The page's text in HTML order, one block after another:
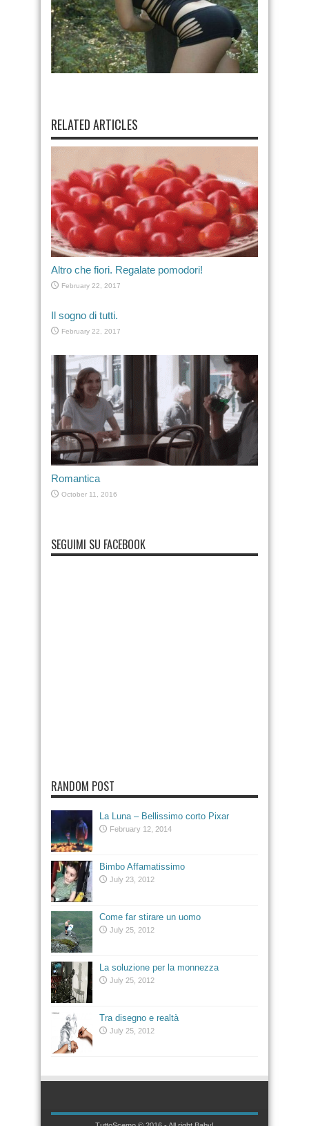
RELATED ARTICLES
Altro che fiori. Regalate pomodori!
February 22, 2017
Il sogno di tutti.
February 22, 2017
Romantica
October 11, 2016
SEGUIMI SU FACEBOOK
RANDOM POST
La Luna – Bellissimo corto Pixar
February 12, 2014
Bimbo Affamatissimo
July 23, 2012
Come far stirare un uomo
July 25, 2012
La soluzione per la monnezza
July 25, 2012
Tra disegno e realtà
July 25, 2012